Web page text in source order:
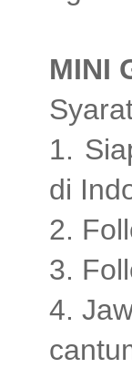
MINI
1.
di
2.
3.
4.